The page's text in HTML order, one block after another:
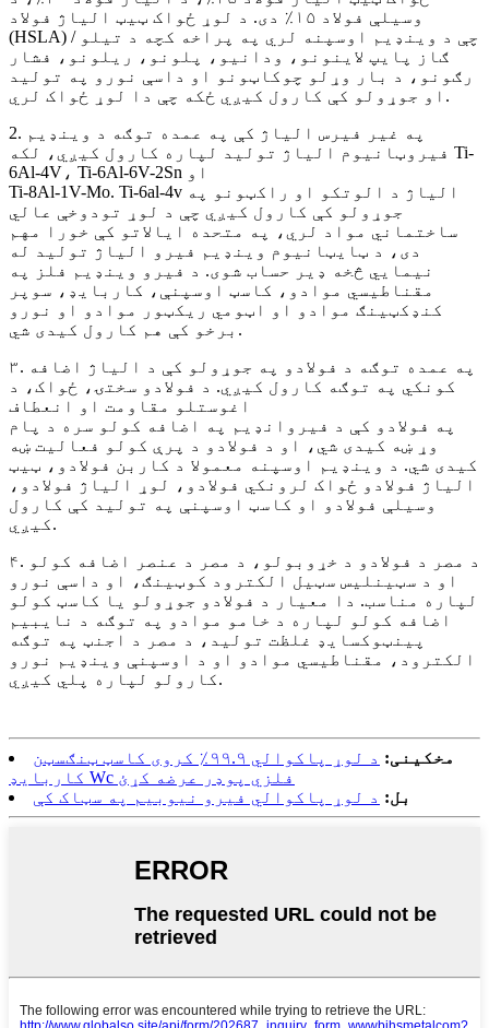
وسیلې فولاد ۱۵٪ دی. د لوړ ځواک ټیټ الیاژ فولاد
(HSLA) چې د وینډیم اوسپنه لري په پراخه کچه د تیلو /
ګاز پایپ لاینونو، ودانیو، پلونو، ریلونو، فشار
رګونو، د بار وړلو چوکاټونو او داسې نورو په تولید
او جوړولو کې کارول کیږي ځکه چې دا لوړ ځواک لري.
2. په غیر فیرس الیاژ کې په عمده توګه د وینډیم
فیروټانیوم الیاژ تولید لپاره کارول کیږي، لکه Ti-
6Al-4V، Ti-6Al-6V-2Sn او
Ti-8Al-1V-Mo. Ti-6al-4v الیاژ د الوتکو او راکټونو په
جوړولو کې کارول کیږي چې د لوړ تودوخې عالي
ساختماني مواد لري، په متحده ایالاتو کې خورا مهم
دی، د ټایټانیوم وینډیم فیرو الیاژ تولید له
نیمایي څخه ډیر حساب شوی. د فیرو وینډیم فلز په
مقناطیسي موادو، کاسټ اوسپنې، کاربایډ، سوپر
کنډکټینګ موادو او اټومي ریکټور موادو او نورو
برخو کې هم کارول کیدی شي.
۳. په عمده توګه د فولادو په جوړولو کې د الیاژ اضافه
کونکي په توګه کارول کیږي. د فولادو سختۍ، ځواک، د
اغوستلو مقاومت او انعطاف
په فولادو کې د فیروانډیم په اضافه کولو سره د پام
وړ ښه کیدی شي، او د فولادو د پرې کولو فعالیت ښه
کیدی شي. د وینډیم اوسپنه معمولا د کاربن فولادو، ټیټ
الیاژ فولادو ځواک لرونکي فولادو، لوړ الیاژ فولادو،
وسیلې فولادو او کاسټ اوسپنې په تولید کې کارول
کیږي.
۴. د مصر د فولادو د خړوبولو، د مصر د عنصر اضافه کولو
او د سټینلیس سټیل الکترود کوټینګ، او داسې نورو
لپاره مناسب. دا معیار د فولادو جوړولو یا کاسټ کولو
اضافه کولو لپاره د خامو موادو په توګه د نایبیم
پینټوکسایډ غلظت تولید، د مصر د اجنټ په توګه
الکترود، مقناطیسي موادو او د اوسپنې وینډیم نورو
کارولو لپاره پلي کیږي.
مخکینی:
د لوړ پاکوالي ۹۹.۹٪ کروی کاسټ ټنګسټن
کاربایډ Wc فلزي پوډر عرضه کړئ
بل: د لوړ پاکوالي فیرو نیوبیم په سټاک کې